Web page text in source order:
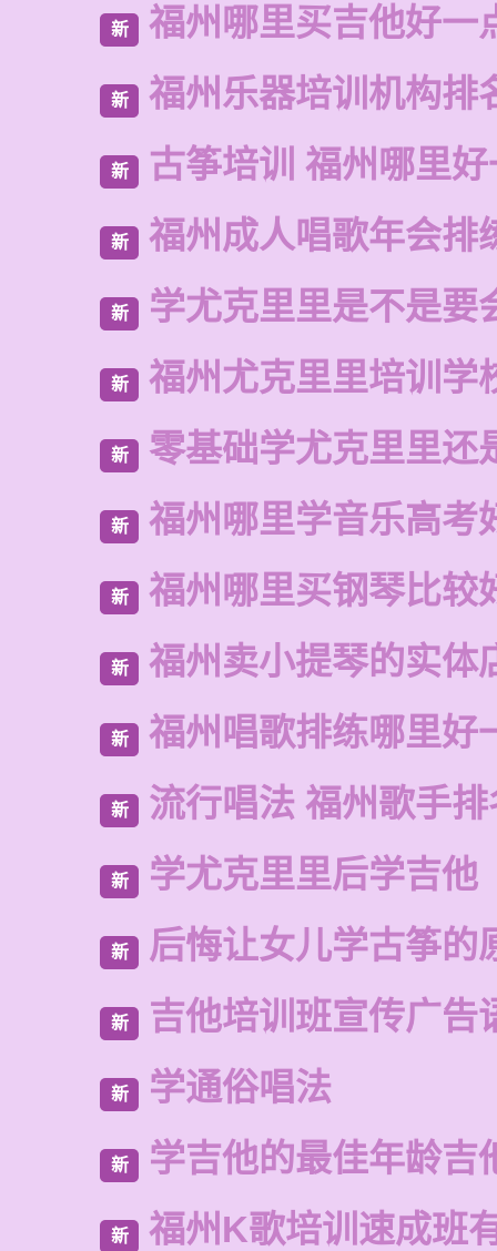
新 福州哪里买吉他好一
新 福州乐器培训机构排
新 古筝培训 福州哪里
新 福州成人唱歌年会排
新 学尤克里里是不是要
新 福州尤克里里培训学
新 零基础学尤克里里还
新 福州哪里学音乐高考
新 福州哪里买钢琴比较
新 福州卖小提琴的实体
新 福州唱歌排练哪里好
新 流行唱法 福州歌手
新 学尤克里里后学吉他
新 后悔让女儿学古筝的
新 吉他培训班宣传广告
新 学通俗唱法
新 学吉他的最佳年龄吉
新 福州K歌培训速成班